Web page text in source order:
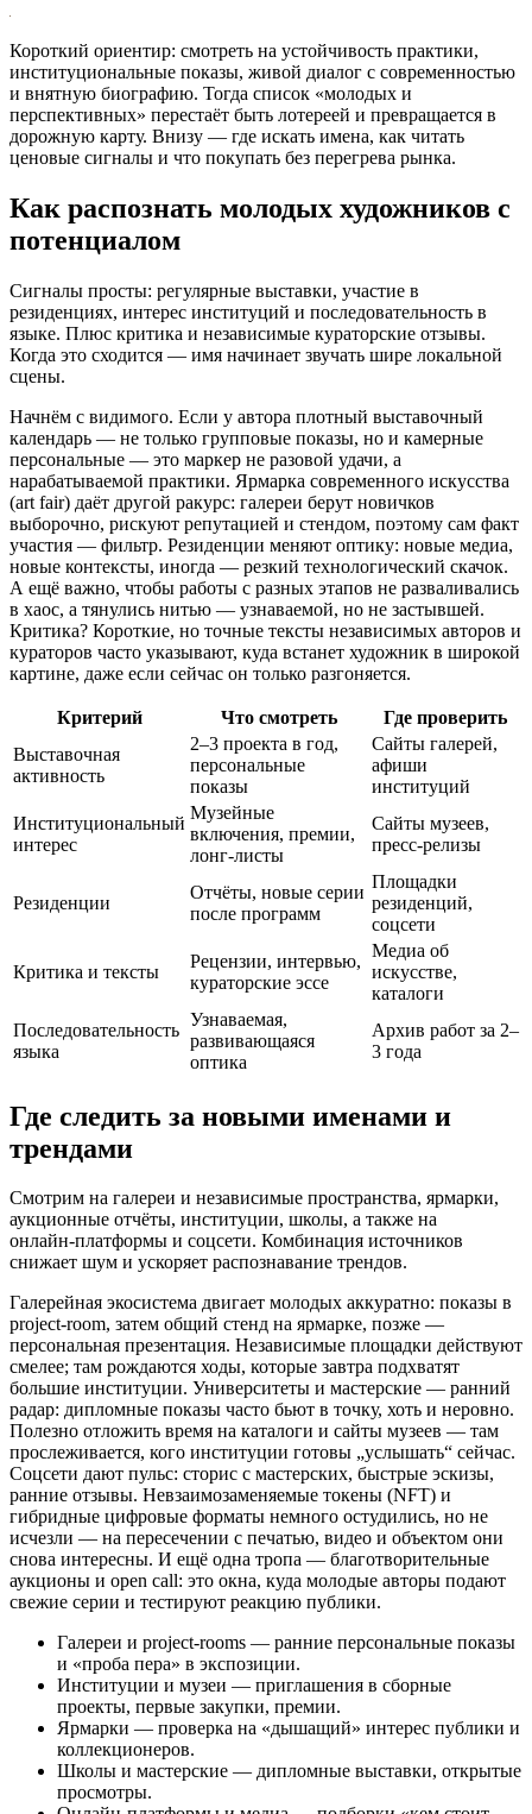
Короткий ориентир: смотреть на устойчивость практики,
институциональные показы, живой диалог с современностью
и внятную биографию. Тогда список «молодых и
перспективных» перестаёт быть лотереей и превращается в
дорожную карту. Внизу — где искать имена, как читать
ценовые сигналы и что покупать без перегрева рынка.
Как распознать молодых художников с
потенциалом
Сигналы просты: регулярные выставки, участие в
резиденциях, интерес институций и последовательность в
языке. Плюс критика и независимые кураторские отзывы.
Когда это сходится — имя начинает звучать шире локальной
сцены.
Начнём с видимого. Если у автора плотный выставочный
календарь — не только групповые показы, но и камерные
персональные — это маркер не разовой удачи, а
нарабатываемой практики. Ярмарка современного искусства
(art fair) даёт другой ракурс: галереи берут новичков
выборочно, рискуют репутацией и стендом, поэтому сам факт
участия — фильтр. Резиденции меняют оптику: новые медиа,
новые контексты, иногда — резкий технологический скачок.
А ещё важно, чтобы работы с разных этапов не разваливались
в хаос, а тянулись нитью — узнаваемой, но не застывшей.
Критика? Короткие, но точные тексты независимых авторов и
кураторов часто указывают, куда встанет художник в широкой
картине, даже если сейчас он только разгоняется.
Критерий Что смотреть
Где проверить
Выставочная
активность
2–3 проекта в год,
персональные
показы
Сайты галерей,
афиши
институций
Институциональный
интерес
Музейные
включения, премии,
лонг-листы
Сайты музеев,
пресс-релизы
Резиденции
Отчёты, новые серии
после программ
Площадки
резиденций,
соцсети
Критика и тексты
Рецензии, интервью,
кураторские эссе
Медиа об
искусстве,
каталоги
Последовательность
языка
Узнаваемая,
развивающаяся
оптика
Архив работ за 2–
3 года
Где следить за новыми именами и
трендами
Смотрим на галереи и независимые пространства, ярмарки,
аукционные отчёты, институции, школы, а также на
онлайн‑платформы и соцсети. Комбинация источников
снижает шум и ускоряет распознавание трендов.
Галерейная экосистема двигает молодых аккуратно: показы в
project‑room, затем общий стенд на ярмарке, позже —
персональная презентация. Независимые площадки действуют
смелее; там рождаются ходы, которые завтра подхватят
большие институции. Университеты и мастерские — ранний
радар: дипломные показы часто бьют в точку, хоть и неровно.
Полезно отложить время на каталоги и сайты музеев — там
прослеживается, кого институции готовы „услышать“ сейчас.
Соцсети дают пульс: сторис с мастерских, быстрые эскизы,
ранние отзывы. Невзаимозаменяемые токены (NFT) и
гибридные цифровые форматы немного остудились, но не
исчезли — на пересечении с печатью, видео и объектом они
снова интересны. И ещё одна тропа — благотворительные
аукционы и open call: это окна, куда молодые авторы подают
свежие серии и тестируют реакцию публики.
Галереи и project‑rooms — ранние персональные показы
и «проба пера» в экспозиции.
Институции и музеи — приглашения в сборные
проекты, первые закупки, премии.
Ярмарки — проверка на «дышащий» интерес публики и
коллекционеров.
Школы и мастерские — дипломные выставки, открытые
просмотры.